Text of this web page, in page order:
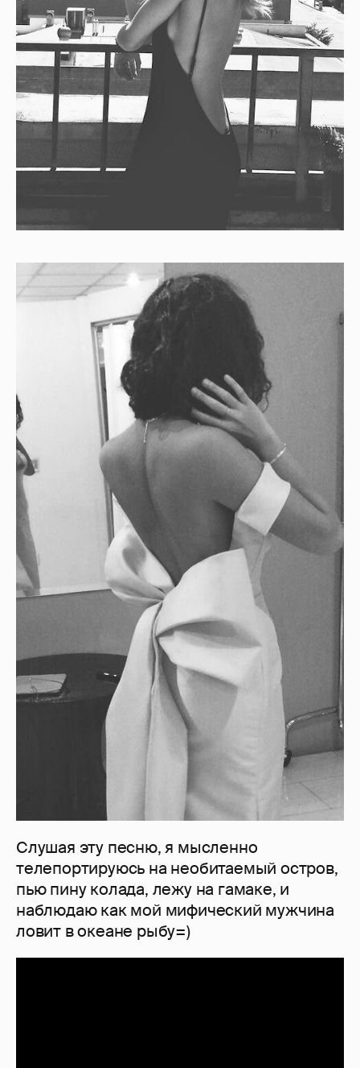
Слушая эту песню, я мысленно
телепортируюсь на необитаемый остров,
пью пину колада, лежу на гамаке, и
наблюдаю как мой мифический мужчина
ловит в океане рыбу=)